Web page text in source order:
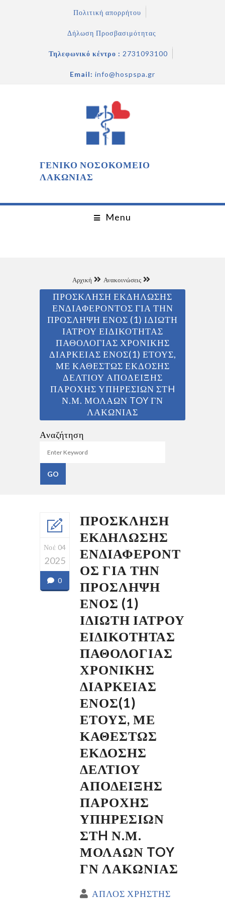
Πολιτική απορρήτου
Δήλωση Προσβασιμότητας
Τηλεφωνικό κέντρο : 2731093100
Email: info@hospspa.gr
ΓΕΝΙΚΟ ΝΟΣΟΚΟΜΕΙΟ
ΛΑΚΩΝΙΑΣ
Menu
Αρχική Ανακοινώσεις
ΠΡΟΣΚΛΗΣΗ ΕΚΔΗΛΩΣΗΣ
ΕΝΔΙΑΦΕΡΟΝΤΟΣ ΓΙΑ ΤΗΝ
ΠΡΟΣΛΗΨΗ ΕΝΟΣ (1) ΙΔΙΩΤΗ
ΙΑΤΡΟΥ ΕΙΔΙΚΟΤΗΤΑΣ
ΠΑΘΟΛΟΓΙΑΣ ΧΡΟΝΙΚΗΣ
ΔΙΑΡΚΕΙΑΣ ΕΝΟΣ(1) ΕΤΟΥΣ,
ΜΕ ΚΑΘΕΣΤΩΣ ΕΚΔΟΣΗΣ
ΔΕΛΤΙΟΥ ΑΠΟΔΕΙΞΗΣ
ΠΑΡΟΧΗΣ ΥΠΗΡΕΣΙΩΝ ΣΤH
Ν.Μ. ΜΟΛΑΩΝ TOY ΓΝ
ΛΑΚΩΝΙΑΣ
Αναζήτηση
Νοέ 04
2025
0
ΠΡΟΣΚΛΗΣΗ
ΕΚΔΗΛΩΣΗΣ
ΕΝΔΙΑΦΕΡΟΝΤ
ΟΣ ΓΙΑ ΤΗΝ
ΠΡΟΣΛΗΨΗ
ΕΝΟΣ (1)
ΙΔΙΩΤΗ ΙΑΤΡΟΥ
ΕΙΔΙΚΟΤΗΤΑΣ
ΠΑΘΟΛΟΓΙΑΣ
ΧΡΟΝΙΚΗΣ
ΔΙΑΡΚΕΙΑΣ
ΕΝΟΣ(1)
ΕΤΟΥΣ, ΜΕ
ΚΑΘΕΣΤΩΣ
ΕΚΔΟΣΗΣ
ΔΕΛΤΙΟΥ
ΑΠΟΔΕΙΞΗΣ
ΠΑΡΟΧΗΣ
ΥΠΗΡΕΣΙΩΝ
ΣΤH Ν.Μ.
ΜΟΛΑΩΝ TOY
ΓΝ ΛΑΚΩΝΙΑΣ
ΑΠΛΟΣ ΧΡΗΣΤΗΣ